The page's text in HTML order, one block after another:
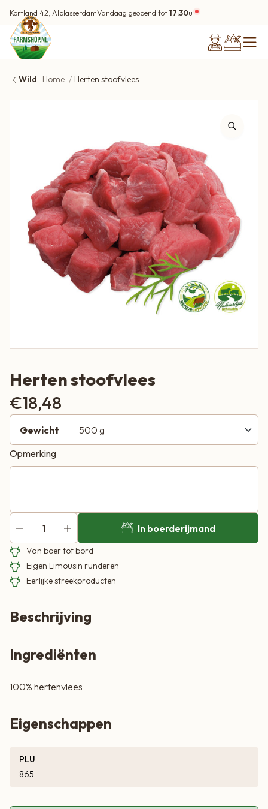
Kortland 42, AlblasserdamVandaag geopend tot17:30u
Wild Home Herten stoofvlees
Herten stoofvlees
€18,48
Gewicht
Opmerking
In boerderijmand
Van boer tot bord
Eigen Limousin runderen
Eerlijke streekproducten
Beschrijving
Ingrediënten
100% hertenvlees
Eigenschappen
PLU
865